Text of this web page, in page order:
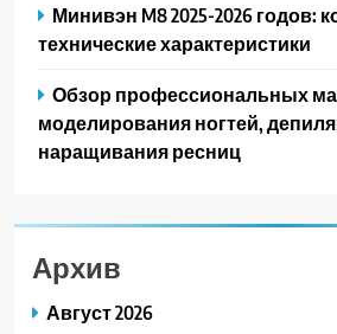
Минивэн M8 2025-2026 годов:
технические характеристики
Обзор профессиональных
моделирования ногтей,
наращивания ресниц
Архив
Август 2026